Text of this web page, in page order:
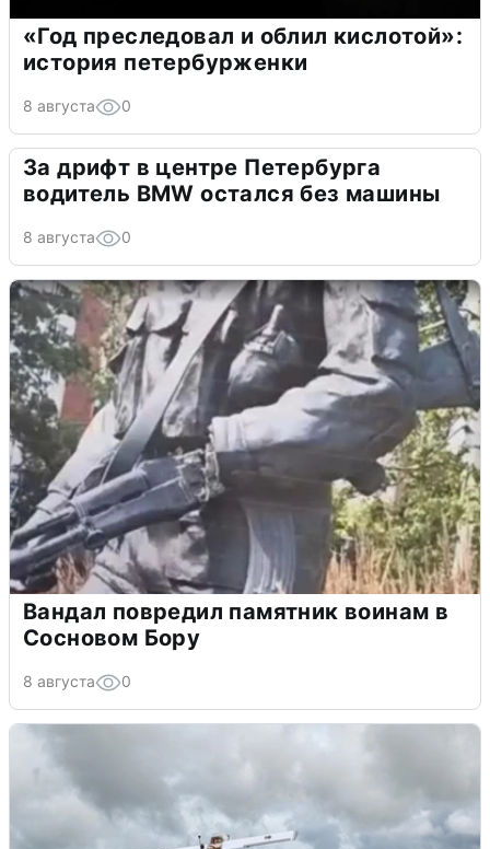
«Год преследовал и облил кислотой»:
история петербурженки
8 августа 0
За дрифт в центре Петербурга
водитель BMW остался без машины
8 августа 0
Вандал повредил памятник воинам в
Сосновом Бору
8 августа 0